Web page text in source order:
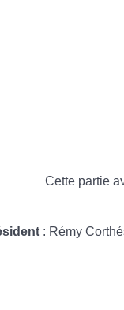
Cette partie
: Rémy